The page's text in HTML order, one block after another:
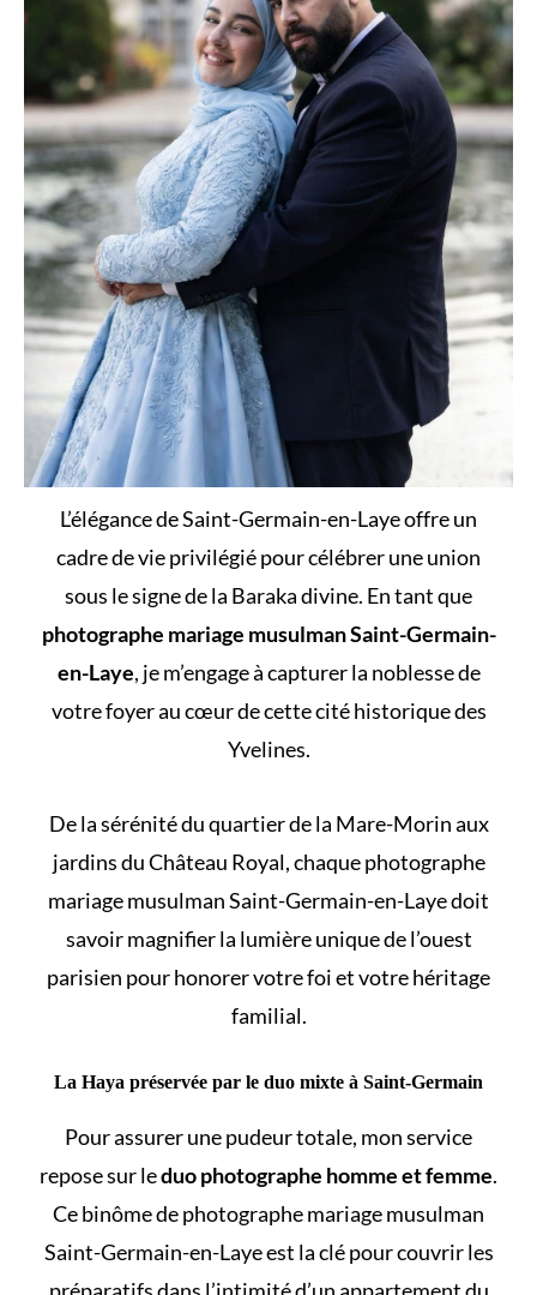
L’élégance de Saint-Germain-en-Laye offre un
cadre de vie privilégié pour célébrer une union
sous le signe de la Baraka divine. En tant que
photographe mariage musulman Saint-Germain-
en-Laye, je m’engage à capturer la noblesse de
votre foyer au cœur de cette cité historique des
Yvelines.
De la sérénité du quartier de la Mare-Morin aux
jardins du Château Royal, chaque photographe
mariage musulman Saint-Germain-en-Laye doit
savoir magnifier la lumière unique de l’ouest
parisien pour honorer votre foi et votre héritage
familial.
La Haya préservée par le duo mixte à Saint-Germain
Pour assurer une pudeur totale, mon service
repose sur leduo photographe homme et femme.
Ce binôme de photographe mariage musulman
Saint-Germain-en-Laye est la clé pour couvrir les
préparatifs dans l’intimité d’un appartement du